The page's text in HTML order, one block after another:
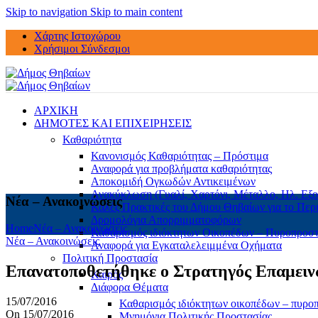
Skip to navigation Skip to main content
Χάρτης Ιστοχώρου
Χρήσιμοι Σύνδεσμοι
ΑΡΧΙΚΗ
ΔΗΜΟΤΕΣ ΚΑΙ ΕΠΙΧΕΙΡΗΣΕΙΣ
Καθαριότητα
Κανονισμός Καθαριότητας – Πρόστιμα
Αναφορά για προβλήματα καθαριότητας
Αποκομιδή Ογκωδών Αντικειμένων
Ανακύκλωση (Γυαλί, Χαρτόνι, Μέταλλο, Ηλ.
Καλές Πρακτικές του Δήμου Θηβαίων για το
Δρομολόγια Απορριμματοφόρων
Καθαρισμός ιδιόκτητων Οικοπέδων –
Αναφορά για Εγκαταλελειμμένα Οχήματα
Πολιτική Προστασία
Καιρός
Διάφορα Θέματα
Καθαρισμός ιδιόκτητων οικοπέδων –
Νέα – Ανακοινώσεις
HomeΝέα – Ανακοινώσεις
Νέα – Ανακοινώσεις
Επανατοποθετήθηκε ο Στρατηγός
15/07/2016
On 15/07/2016